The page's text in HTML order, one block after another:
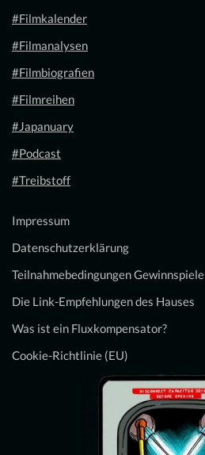
#Filmkalender
#Filmanalysen
#Filmbiografien
#Filmreihen
#Japanuary
#Podcast
#Treibstoff
Impressum
Datenschutzerklärung
Teilnahmebedingungen Gewinnspiele
Die Link-Empfehlungen des Hauses
Was ist ein Fluxkompensator?
Cookie-Richtlinie (EU)